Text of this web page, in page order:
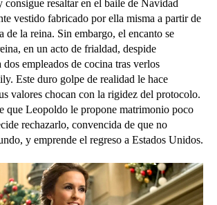
consigue resaltar en el baile de Navidad
vestido fabricado por ella misma a partir de
de la reina. Sin embargo, el encanto se
en un acto de frialdad, despide
empleados de cocina tras verlos
Este duro golpe de realidad le hace
valores chocan con la rigidez del protocolo.
que Leopoldo le propone matrimonio poco
rechazarlo, convencida de que no
y emprende el regreso a Estados Unidos.